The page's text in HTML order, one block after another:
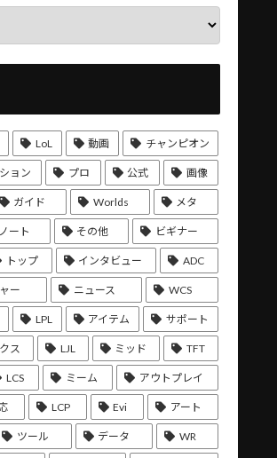
LoL 動画 チャンピオン
ョン プロ 公式 画像
ガイド Worlds メタ
ート その他 ビギナー
トップ インタビュー ADC
ー ニュース WCS
LPL アイテム サポート
ス LJL ミッド TFT
LCS ミーム アウトプレイ
LCP Evi アート
ツール データ WR